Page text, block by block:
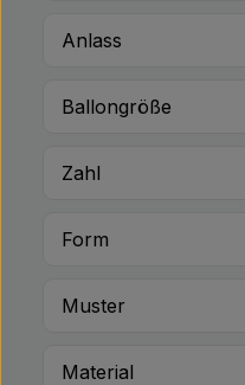
Anlass
Ballongröße
Zahl
Form
Muster
Material